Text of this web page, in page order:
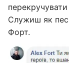
Служиш як пес
Форт.